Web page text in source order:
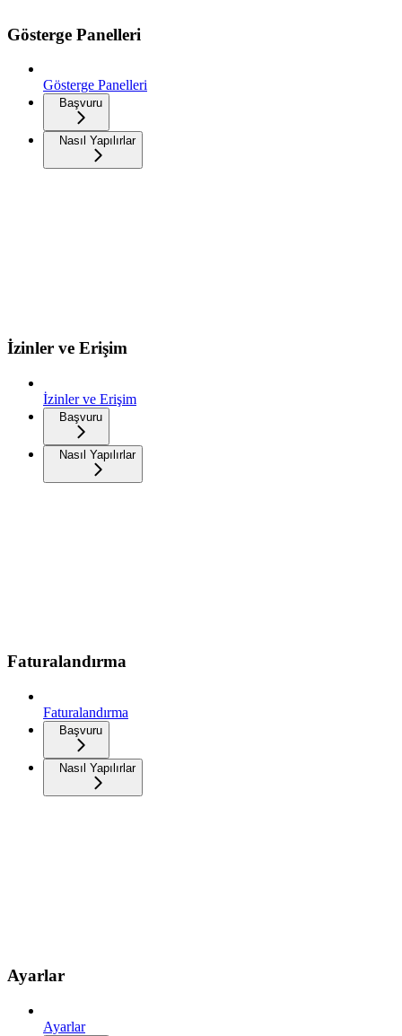
Gösterge Panelleri
Gösterge Panelleri
Başvuru
Nasıl Yapılırlar
İzinler ve Erişim
İzinler ve Erişim
Başvuru
Nasıl Yapılırlar
Faturalandırma
Faturalandırma
Başvuru
Nasıl Yapılırlar
Ayarlar
Ayarlar